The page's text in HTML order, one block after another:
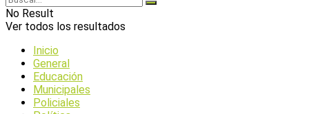
No Result
Ver todos los resultados
Inicio
General
Educación
Municipales
Policiales